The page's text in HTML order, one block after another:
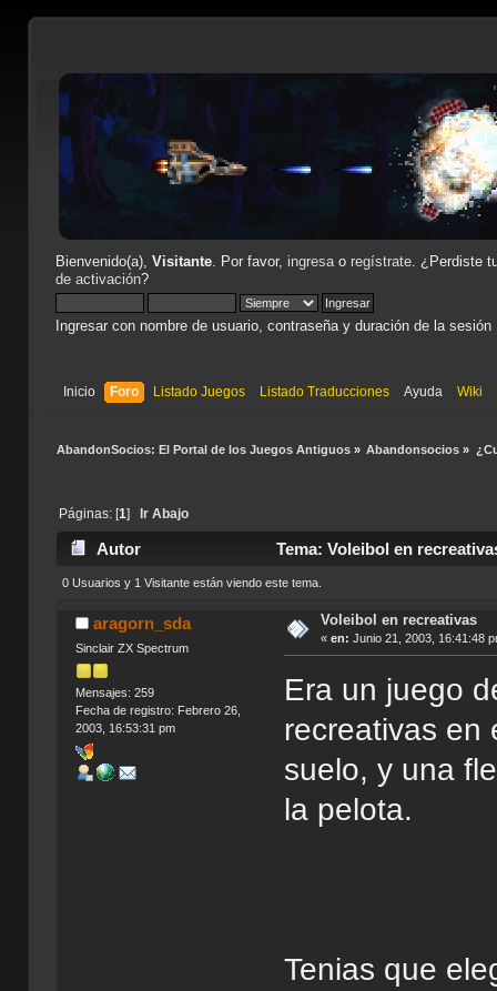
Bienvenido(a), Visitante. Por favor, ingresao regístrate. ¿Perdiste
de activación?
Ingresar con nombre de usuario, contraseña y duración de la sesión
Inicio Foro Listado Juegos Listado Traducciones Ayuda Wiki
AbandonSocios: El Portal de los Juegos Antiguos» Abandonsocios »
Páginas: [1] Ir Abajo
Autor Tema: Voleibol en
0 Usuarios y 1 Visitante están viendo este tema.
aragorn_sda
Sinclair ZX Spectrum
Mensajes: 259
Fecha de registro: Febrero 26,
2003, 16:53:31 pm
Voleibol en recreativas
« en: Junio 21, 2003, 16:41:48
Era un juego
recreativas en
suelo, y una
la pelota.
Tenias que